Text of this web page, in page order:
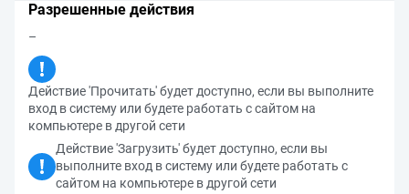
Разрешенные действия
–
Действие 'Прочитать' будет доступно, если вы выполните
вход в систему или будете работать с сайтом на
компьютере в другой сети
Действие 'Загрузить' будет доступно, если вы
выполните вход в систему или будете работать с
сайтом на компьютере в другой сети